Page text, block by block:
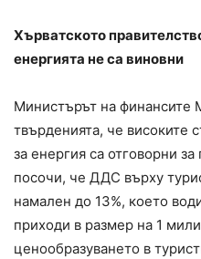
Хърватското
енергията не са виновни
Министърът на финансите
твърденията, че високите
за енергия са отговорни
посочи, че ДДС върху
намален до 13%, което
приходи в размер на 1
ценообразуването в